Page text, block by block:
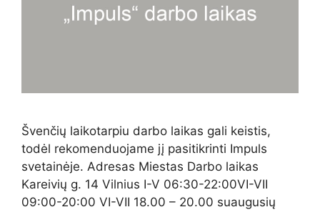
Švenčių laikotarpiu darbo laikas gali keistis,
todėl rekomenduojame jį pasitikrinti Impuls
svetainėje. Adresas Miestas Darbo laikas
Kareivių g. 14 Vilnius I-V 06:30-22:00VI-VII
09:00-20:00 VI-VII 18.00 – 20.00 suaugusių